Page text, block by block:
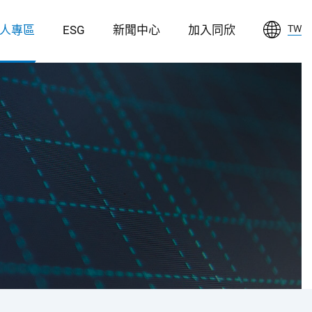
專區 ESG 新聞中心 加入同欣 TW